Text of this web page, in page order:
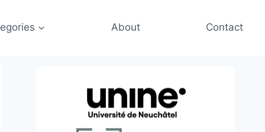
About Contact